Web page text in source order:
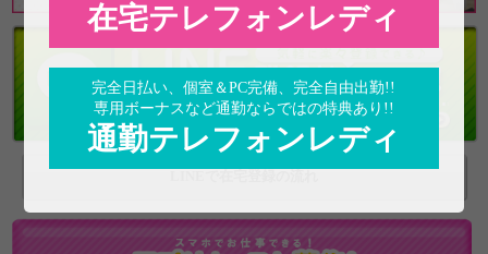
在宅テレフォンレディ
完全日払い、個室＆PC完備、完全自由出勤!!
専用ボーナスなど通勤ならではの特典あり!!
通勤テレフォンレディ